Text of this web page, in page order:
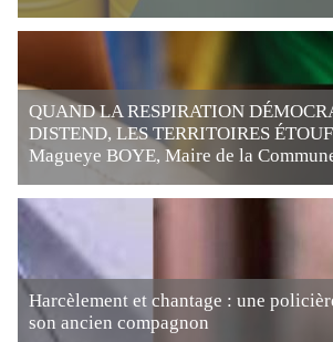
QUAND LA RESPIRATION
DISTEND, LES TERRITOIRES
Magueye BOYE, Maire de la
Harcèlement et chantage : une
son ancien compagnon